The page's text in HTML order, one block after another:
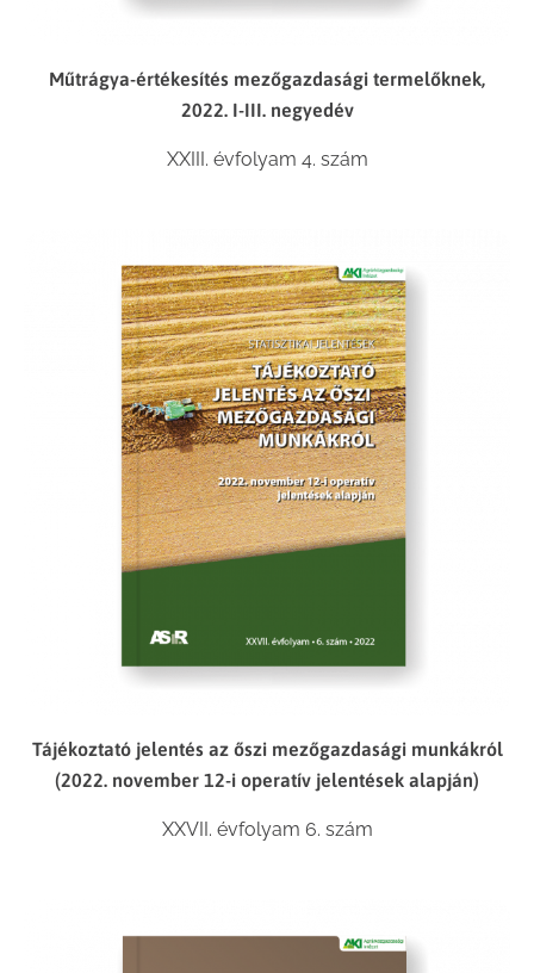
Műtrágya-értékesítés mezőgazdasági termelőknek,
2022. I-III. negyedév
XXIII. évfolyam 4. szám
Tájékoztató jelentés az őszi mezőgazdasági munkákról
(2022. november 12-i operatív jelentések alapján)
XXVII. évfolyam 6. szám